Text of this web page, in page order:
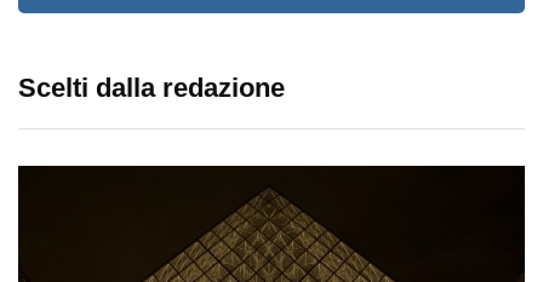
Scelti dalla redazione